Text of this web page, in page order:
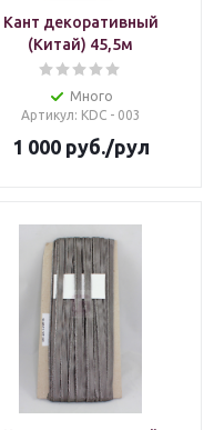
Кант декоративный
(Китай) 45,5м
Много
Артикул: KDC - 003
1 000руб./рул